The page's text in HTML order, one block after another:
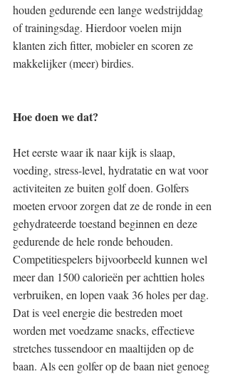
houden gedurende een lange wedstrijddag
of trainingsdag. Hierdoor voelen mijn
klanten zich fitter, mobieler en scoren ze
makkelijker (meer) birdies.
Hoe doen we dat?
Het eerste waar ik naar kijk is slaap,
voeding, stress-level, hydratatie en wat voor
activiteiten ze buiten golf doen. Golfers
moeten ervoor zorgen dat ze de ronde in een
gehydrateerde toestand beginnen en deze
gedurende de hele ronde behouden.
Competitiespelers bijvoorbeeld kunnen wel
meer dan 1500 calorieën per achttien holes
verbruiken, en lopen vaak 36 holes per dag.
Dat is veel energie die bestreden moet
worden met voedzame snacks, effectieve
stretches tussendoor en maaltijden op de
baan. Als een golfer op de baan niet genoeg